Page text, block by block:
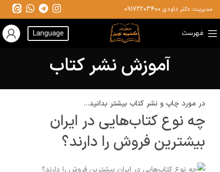
مدیریت: دکتر داودی 09172203400
فهرست Language
آموزش نشر کتاب
در مورد چاپ و نشر کتاب بیشتر بدانید...
چه نوع کتاب‌هایی در ایران
بیشترین فروش را دارند؟